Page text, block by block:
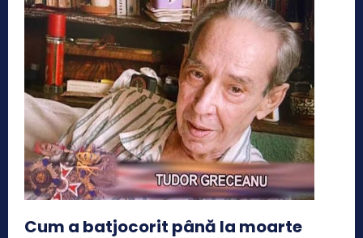
Cum a batjocorit până la moarte